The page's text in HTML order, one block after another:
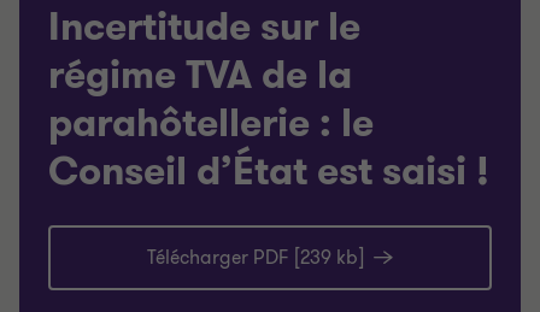
Incertitude sur le
régime TVA de la
parahôtellerie : le
Conseil d’État est saisi !
Télécharger PDF [239 kb]